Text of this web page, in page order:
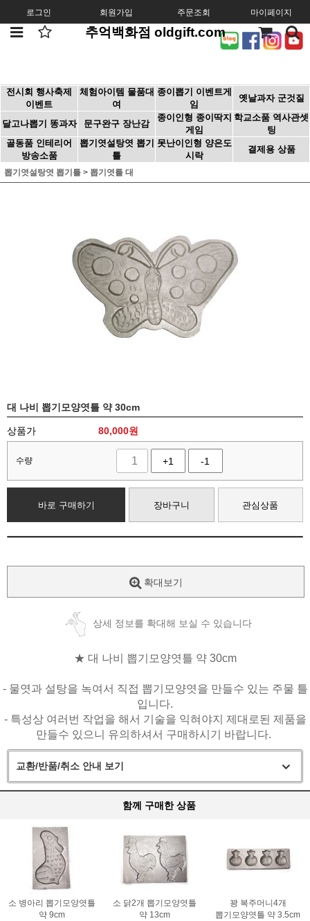
로그인 회원가입 주문조회 마이페이지
추억백화점 oldgift.com
전시회 행사축제
이벤트
체험아이템 물품대
여
종이뽑기 이벤트게
임
옛날과자 군것질
달고나뽑기 똥과자 문구완구 장난감
종이인형 종이딱지
게임
학교소품 역사관셋
팅
골동품 인테리어
방송소품
뽑기엿설탕엿 뽑기
틀
못난이인형 양은도
시락
결제용 상품
뽑기엿설탕엿 뽑기틀 > 뽑기엿틀 대
대 나비 뽑기모양엿틀 약 30cm
상품가 80,000원
수량 +1 -1
바로 구매하기 장바구니 관심상품
확대보기
상세 정보를 확대해 보실 수 있습니다
★ 대 나비 뽑기모양엿틀 약 30cm
- 물엿과 설탕을 녹여서 직접 뽑기모양엿을 만들수 있는 주물 틀
입니다.
- 특성상 여러번 작업을 해서 기술을 익혀야지 제대로된 제품을
만들수 있으니 유의하셔서 구매하시기 바랍니다.
교환/반품/취소 안내 보기
함께 구매한 상품
소 병아리 뽑기모양엿틀
약 9cm
소 닭2개 뽑기모양엿틀
약 13cm
꽝 복주머니4개
뽑기모양엿틀 약 3.5cm